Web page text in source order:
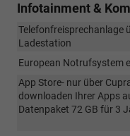
Infotainment &
Telefonfreisprechanlage
Ladestation
European Notrufsystem
App Store- nur über
downloaden Ihrer Apps
Datenpaket 72 GB für 3